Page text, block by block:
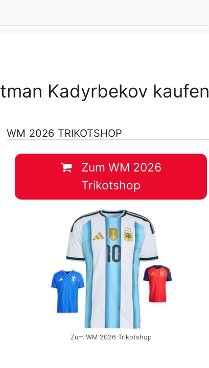
ausfüllen
Kadyrbekov kaufen
WM 2026 TRIKOTSHOP
Zum WM 2026
Trikotshop
Zum WM 2026 Trikotshop